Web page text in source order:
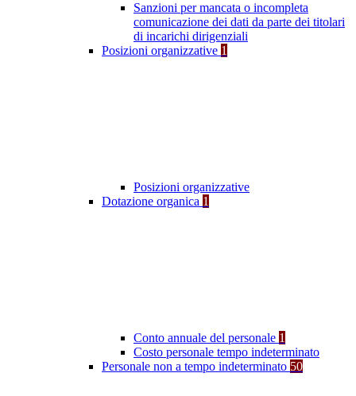
Sanzioni per mancata o incompleta
comunicazione dei dati da parte dei titolari
di incarichi dirigenziali
Posizioni organizzative 1
Posizioni organizzative
Dotazione organica 1
Conto annuale del personale 1
Costo personale tempo indeterminato
Personale non a tempo indeterminato 50